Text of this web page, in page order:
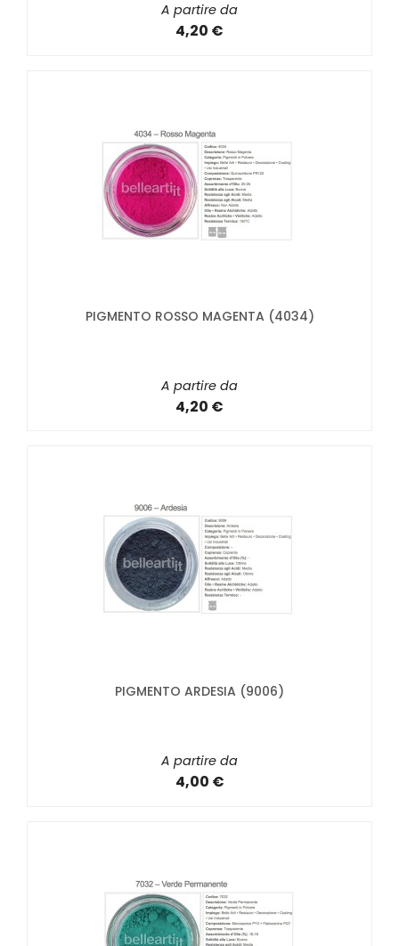
A partire da
4,20 €
PIGMENTO ROSSO MAGENTA (4034)
A partire da
4,20 €
PIGMENTO ARDESIA (9006)
A partire da
4,00 €